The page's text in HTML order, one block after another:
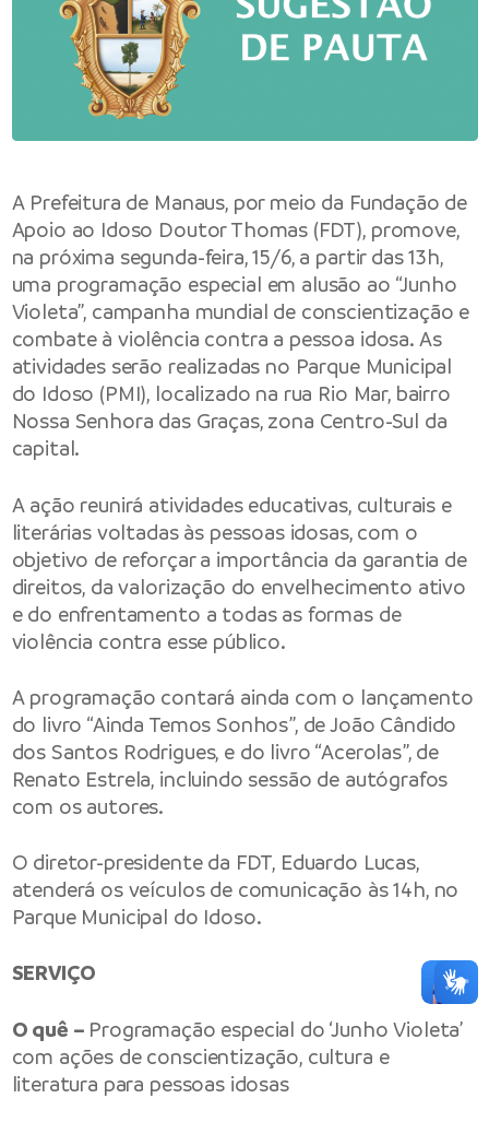
A Prefeitura de Manaus, por meio da Fundação de
Apoio ao Idoso Doutor Thomas (FDT), promove,
na próxima segunda-feira, 15/6, a partir das 13h,
uma programação especial em alusão ao “Junho
Violeta”, campanha mundial de conscientização e
combate à violência contra a pessoa idosa. As
atividades serão realizadas no Parque Municipal
do Idoso (PMI), localizado na rua Rio Mar, bairro
Nossa Senhora das Graças, zona Centro-Sul da
capital.
A ação reunirá atividades educativas, culturais e
literárias voltadas às pessoas idosas, com o
objetivo de reforçar a importância da garantia de
direitos, da valorização do envelhecimento ativo
e do enfrentamento a todas as formas de
violência contra esse público.
A programação contará ainda com o lançamento
do livro “Ainda Temos Sonhos”, de João Cândido
dos Santos Rodrigues, e do livro “Acerolas”, de
Renato Estrela, incluindo sessão de autógrafos
com os autores.
O diretor-presidente da FDT, Eduardo Lucas,
atenderá os veículos de comunicação às 14h, no
Parque Municipal do Idoso.
SERVIÇO
O quê – Programação especial do ‘Junho Violeta’
com ações de conscientização, cultura e
literatura para pessoas idosas